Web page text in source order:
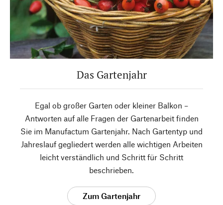
Das Gartenjahr
Egal ob großer Garten oder kleiner Balkon –
Antworten auf alle Fragen der Gartenarbeit finden
Sie im Manufactum Gartenjahr. Nach Gartentyp und
Jahreslauf gegliedert werden alle wichtigen Arbeiten
leicht verständlich und Schritt für Schritt
beschrieben.
Zum Gartenjahr